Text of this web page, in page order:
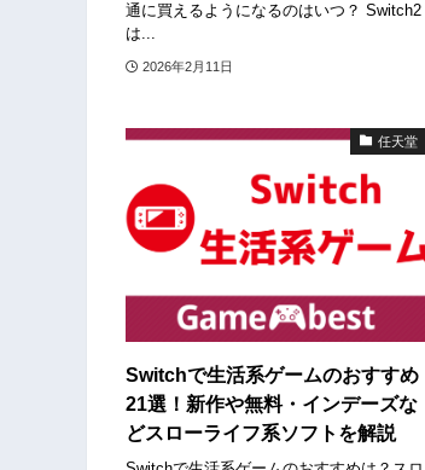
通に買えるようになるのはいつ？ Switch2
は...
2026年2月11日
任天堂
Switchで生活系ゲームのおすすめ
21選！新作や無料・インデーズな
どスローライフ系ソフトを解説